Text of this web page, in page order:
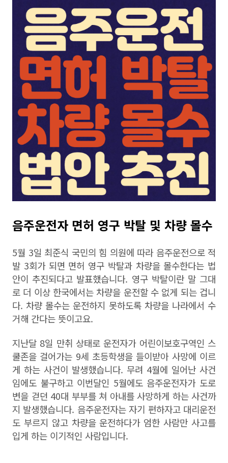
음주운전자 면허 영구 박탈 및 차량 몰수
5월 3일 최준식 국민의 힘 의원에 따라 음주운전으로 적
발 3회가 되면 면허 영구 박탈과 차량을 몰수한다는 법
안이 추진되다고 발표했습니다. 영구 박탈이란 말 그대
로 더 이상 한국에서는 차량을 운전할 수 없게 되는 겁니
다. 차량 몰수는 운전하지 못하도록 차량을 나라에서 수
거해 간다는 뜻이고요.
지난달 8일 만취 상태로 운전자가 어린이보호구역인 스
쿨존을 걸어가는 9세 초등학생을 들이받아 사망에 이르
게 하는 사건이 발생했습니다. 무려 4월에 일어난 사건
임에도 불구하고 이번달인 5월에도 음주운전자가 도로
변을 걷던 40대 부부를 쳐 아내를 사망하게 하는 사건까
지 발생했습니다. 음주운전자는 자기 편하자고 대리운전
도 부르지 않고 차량을 운전하다가 엄한 사람만 사고를
입게 하는 이기적인 사람입니다.